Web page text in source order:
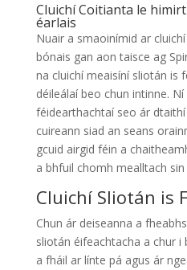
Cluichí Coitianta le
éarlais
Nuair a smaoinímid ar
bónais gan aon taisce ag
na cluichí meaisíní sliotán is
déileálaí beo chun intinne.
féidearthachtaí seo ár
cuireann siad an seans
gcuid airgid féin a
a bhfuil chomh mealltach
Cluichí Sliotán is
Chun ár deiseanna a
sliotán éifeachtacha a chur
a fháil ar línte pá agus ár